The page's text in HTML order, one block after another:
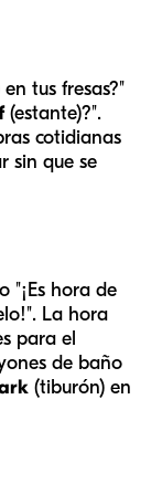
en tus fresas?"
(estante)?".
cotidianas
sin que se
"¡Es hora de
La hora
para el
de baño
(tiburón) en